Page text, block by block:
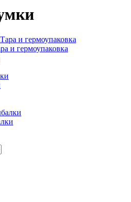
и гермоупаковка